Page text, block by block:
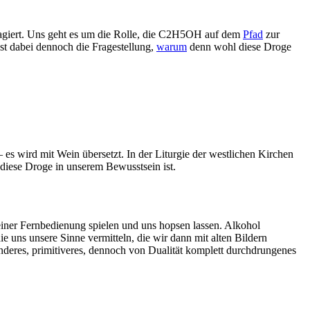
Uns geht es um die Rolle, die C2H5OH auf dem Pfad zur
dabei dennoch die Fragestellung, warum denn wohl diese Droge
wird mit Wein übersetzt. In der Liturgie der westlichen Kirchen
Droge in unserem Bewusstsein ist.
Fernbedienung spielen und uns hopsen lassen. Alkohol
uns unsere Sinne vermitteln, die wir dann mit alten Bildern
primitiveres, dennoch von Dualität komplett durchdrungenes